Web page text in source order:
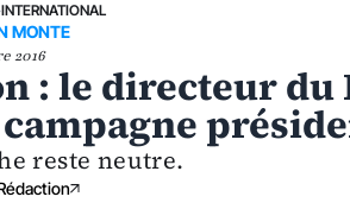
INTERNATIONAL
MONTE
2016
: le directeur du
reste neutre.